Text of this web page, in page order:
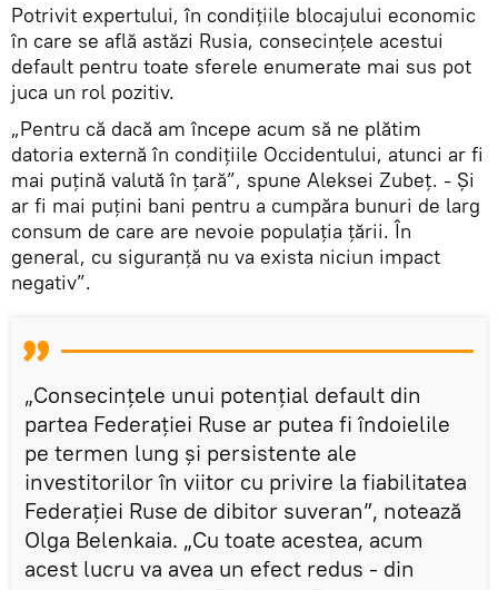
Potrivit expertului, în condițiile blocajului economic
în care se află astăzi Rusia, consecințele acestui
default pentru toate sferele enumerate mai sus pot
juca un rol pozitiv.
„Pentru că dacă am începe acum să ne plătim
datoria externă în condițiile Occidentului, atunci ar fi
mai puțină valută în țară”, spune Aleksei Zubeț. - Și
ar fi mai puțini bani pentru a cumpăra bunuri de larg
consum de care are nevoie populația țării. În
general, cu siguranță nu va exista niciun impact
negativ”.
„Consecințele unui potențial default din
partea Federației Ruse ar putea fi îndoielile
pe termen lung și persistente ale
investitorilor în viitor cu privire la fiabilitatea
Federației Ruse de dibitor suveran”, notează
Olga Belenkaia. „Cu toate acestea, acum
acest lucru va avea un efect redus - din